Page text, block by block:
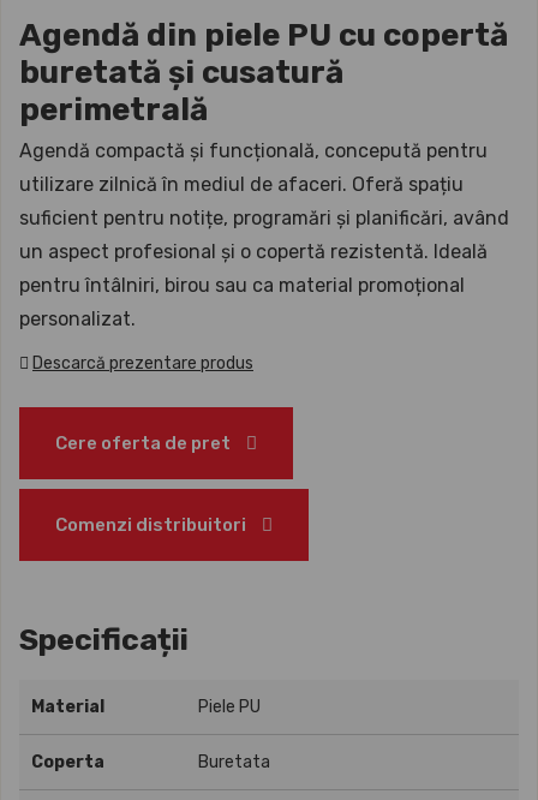
Agendă din piele PU cu copertă
buretată și cusatură
perimetrală
Agendă compactă și funcțională, concepută pentru
utilizare zilnică în mediul de afaceri. Oferă spațiu
suficient pentru notițe, programări și planificări, având
un aspect profesional și o copertă rezistentă. Ideală
pentru întâlniri, birou sau ca material promoțional
personalizat.
Descarcă prezentare produs
Cere oferta de pret
Comenzi distribuitori
Specificații
Material Piele PU
Coperta Buretata